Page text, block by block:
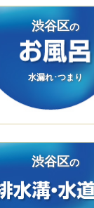
渋谷区の
水漏れ･つまり
渋谷区の